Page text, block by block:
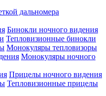
дальномера
Бинокли ночного видения
Тепловизионные бинокли
Монокуляры тепловизоры
Монокуляры ночного
Прицелы ночного видения
Тепловизионные прицелы